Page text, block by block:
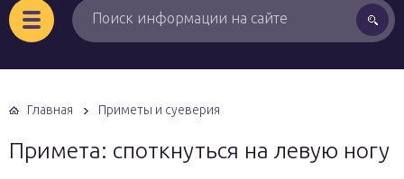
Главная Приметы и суеверия
Примета: споткнуться на левую ногу